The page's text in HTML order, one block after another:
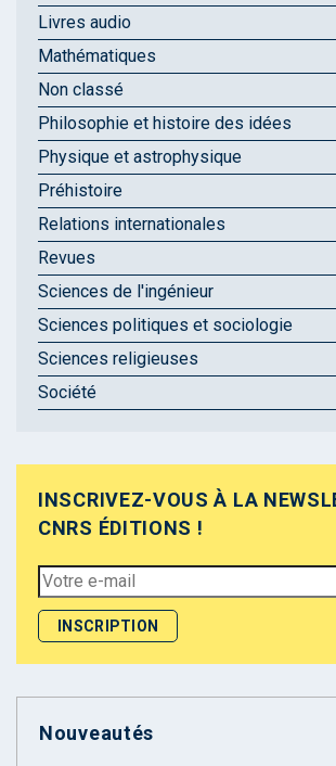
Livres audio
Mathématiques
Non classé
Philosophie et histoire des idées
Physique et astrophysique
Préhistoire
Relations internationales
Revues
Sciences de l'ingénieur
Sciences politiques et sociologie
Sciences religieuses
Société
INSCRIVEZ-VOUS À LA
CNRS ÉDITIONS !
Nouveautés